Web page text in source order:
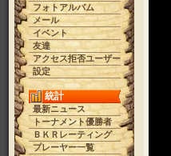
フォトアルバム
メール
イベント
友達
アクセス拒否ユーザー
設定
統計
最新ニュース
トーナメント優勝者
ＢＫＲレーティング
プレーヤー一覧